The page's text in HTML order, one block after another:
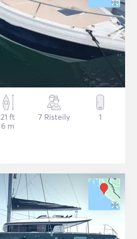
21 ft
6 m
7 Risteily 1